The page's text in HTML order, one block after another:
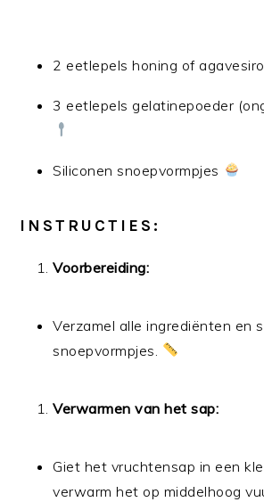
2 eetlepels honing of
3 eetlepels gelatinepoeder
Siliconen snoepvormpjes
INSTRUCTIES:
Voorbereiding:
Verzamel alle ingrediënten en
snoepvormpjes.
Verwarmen van het sap:
Giet het vruchtensap in een
verwarm het op middelhoog